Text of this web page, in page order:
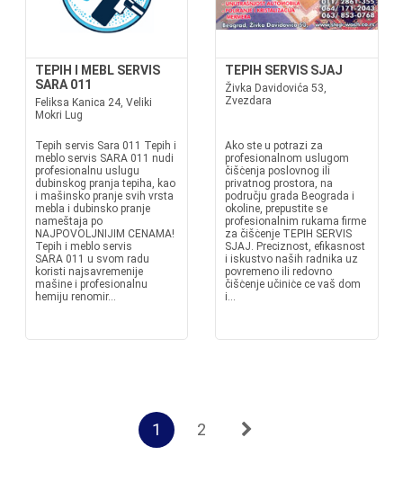
TEPIH I MEBL SERVIS
SARA 011
Feliksa Kanica 24, Veliki
Mokri Lug
Tepih servis Sara 011 Tepih i
meblo servis SARA 011 nudi
profesionalnu uslugu
dubinskog pranja tepiha, kao
i mašinsko pranje svih vrsta
mebla i dubinsko pranje
nameštaja po
NAJPOVOLJNIJIM CENAMA!
Tepih i meblo servis
SARA 011 u svom radu
koristi najsavremenije
mašine i profesionalnu
hemiju renomir...
TEPIH SERVIS SJAJ
Živka Davidovića 53,
Zvezdara
Ako ste u potrazi za
profesionalnom uslugom
čišċenja poslovnog ili
privatnog prostora, na
području grada Beograda i
okoline, prepustite se
profesionalnim rukama firme
za čišċenje TEPIH SERVIS
SJAJ. Preciznost, efikasnost
i iskustvo naših radnika uz
povremeno ili redovno
čišċenje učiniċe ce vaš dom
i...
1 2